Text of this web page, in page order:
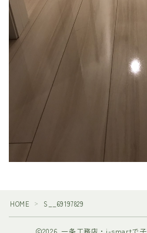
HOME ＞ S__69197829